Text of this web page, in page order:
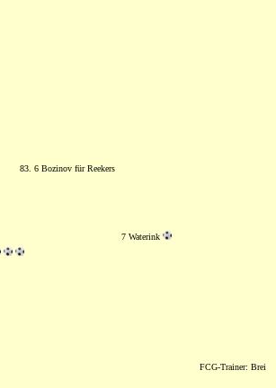
83. 6 Bozinov für Reekers
7 Waterink
FCG-Trainer: Brei